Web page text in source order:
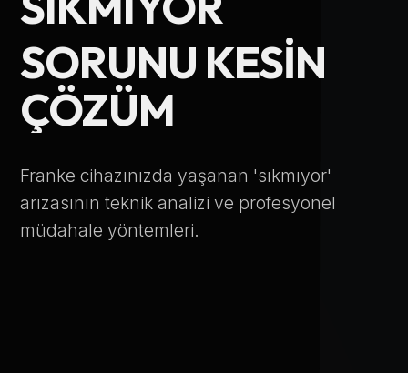
SORUNU KESIN
ÇÖZÜM
Franke cihazınızda yaşanan 'sıkmıyor'
arızasının teknik analizi ve profesyonel
müdahale yöntemleri.
Telefon Numarası
Hizmet Türü
Servis Çağır